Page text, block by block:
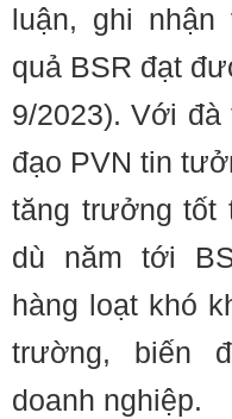
luận, ghi
quả BSR đạt
9/2023). Với
đạo PVN tin
tăng trưởng tốt
dù năm tới
hàng loạt khó
trường, biến
doanh nghiệp.